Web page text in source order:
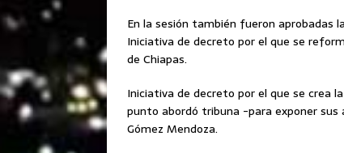
En la sesión también fueron aprobadas
Iniciativa de decreto por el que se
de Chiapas.
Iniciativa de decreto por el que se crea
punto abordó tribuna -para exponer
Gómez Mendoza.